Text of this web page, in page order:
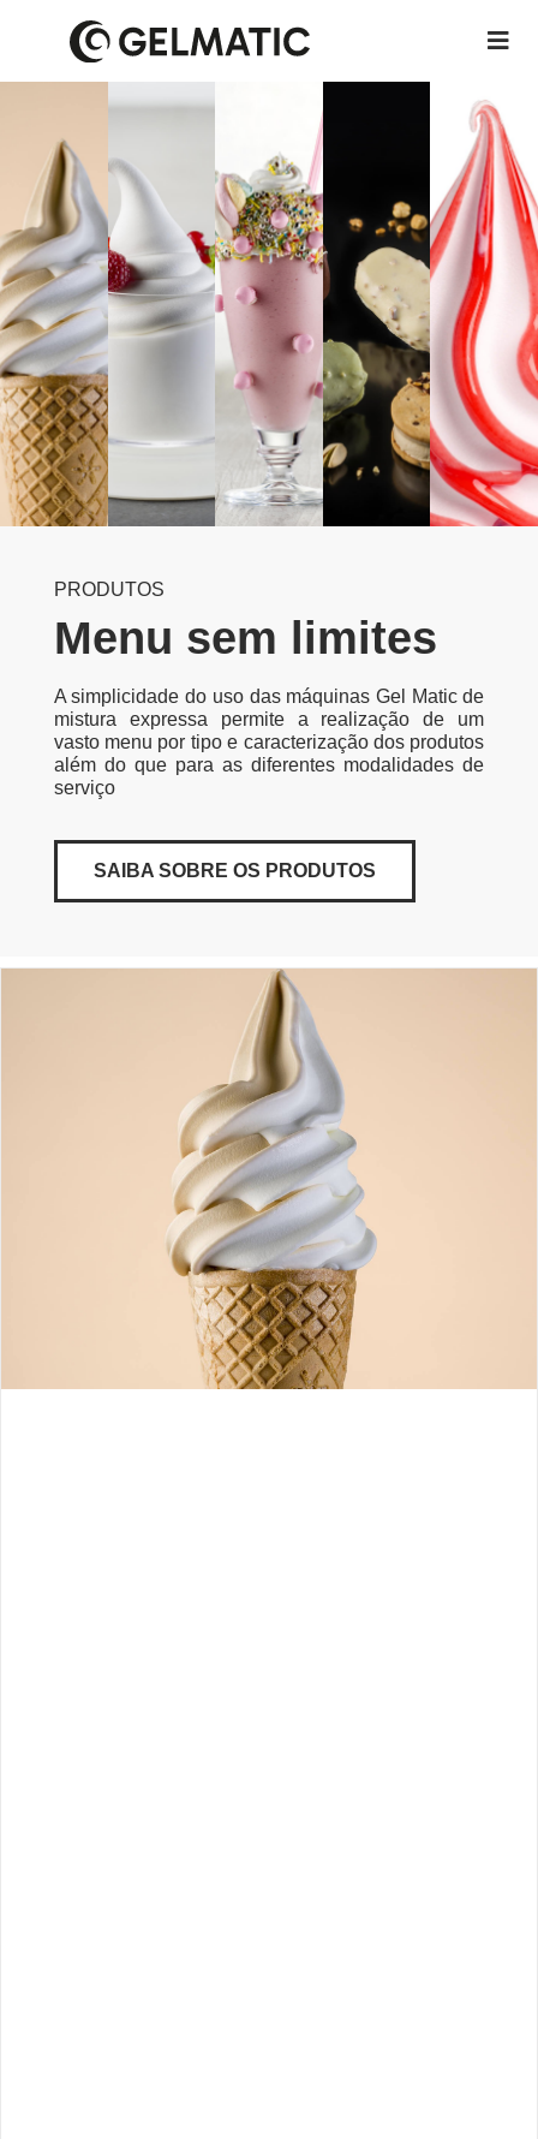
PRODUTOS
Menu sem limites
A simplicidade do uso das máquinas Gel Matic de
mistura expressa permite a realização de um
vasto menu por tipo e caracterização dos produtos
além do que para as diferentes modalidades de
serviço
SAIBA SOBRE OS PRODUTOS